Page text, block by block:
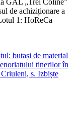
de achiziționare a
1: HoReCa